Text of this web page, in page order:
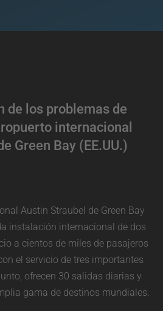
de los problemas de
internacional
Green Bay (EE.UU.)
Austin Straubel de Green Bay
instalación internacional de dos
a cientos de miles de pasajeros
el servicio de tres importantes
ofrecen 30 salidas diarias y
gama de destinos mundiales.